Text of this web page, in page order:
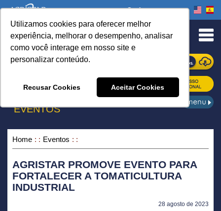
Utilizamos cookies para oferecer melhor
experiência, melhorar o desempenho, analisar
como você interage em nosso site e
personalizar conteúdo.
Recusar Cookies Aceitar Cookies
to Content
Onde comprar
ONDE COMPRAR
EVENTOS
Home Eventos
AGRISTAR PROMOVE EVENTO PARA
FORTALECER A TOMATICULTURA
INDUSTRIAL
28 agosto de 2023